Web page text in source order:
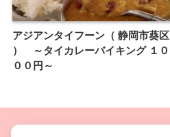
アジアンタイフーン（ 静岡市葵区
） ～タイカレーバイキング １０
００円～